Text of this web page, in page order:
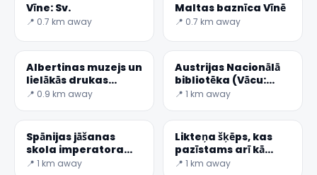
Vīne: Sv.
📍 0.7 km away
Maltas baznīca Vīnē
📍 0.7 km away
Albertinas muzejs un
lielākās drukas
telpas vārdam
📍 0.9 km away
Austrijas Nacionālā
bibliotēka (Vācu:
Österreichische
ir t
📍 1 km away
Spānijas jāšanas
skola imperatora
staļļos Vīnē
📍 1 km away
Likteņa šķēps, kas
pazīstams arī kā
Svētais Lance
📍 1 km away